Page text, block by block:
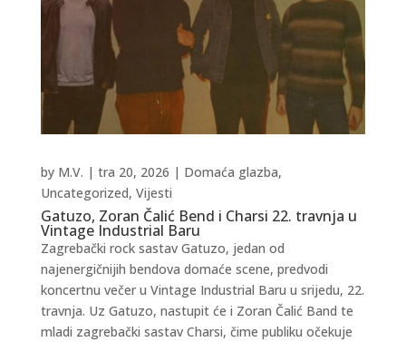
Gatuzo, Zoran Čalić Bend i Charsi 22. travnja u
Vintage Industrial Baru
by M.V. | tra 20, 2026 | Domaća glazba,
Uncategorized, Vijesti
Zagrebački rock sastav Gatuzo, jedan od
najenergičnijih bendova domaće scene, predvodi
koncertnu večer u Vintage Industrial Baru u srijedu, 22.
travnja. Uz Gatuzo, nastupit će i Zoran Čalić Band te
mladi zagrebački sastav Charsi, čime publiku očekuje